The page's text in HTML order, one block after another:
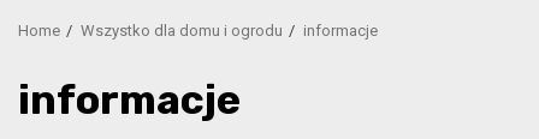
Home Wszystko dla domu i ogrodu informacje
informacje